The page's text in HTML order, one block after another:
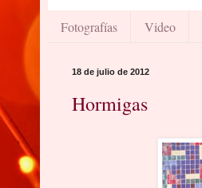
Fotografías Video
18 de julio de 2012
Hormigas